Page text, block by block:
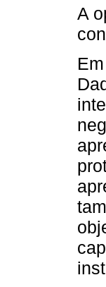
A